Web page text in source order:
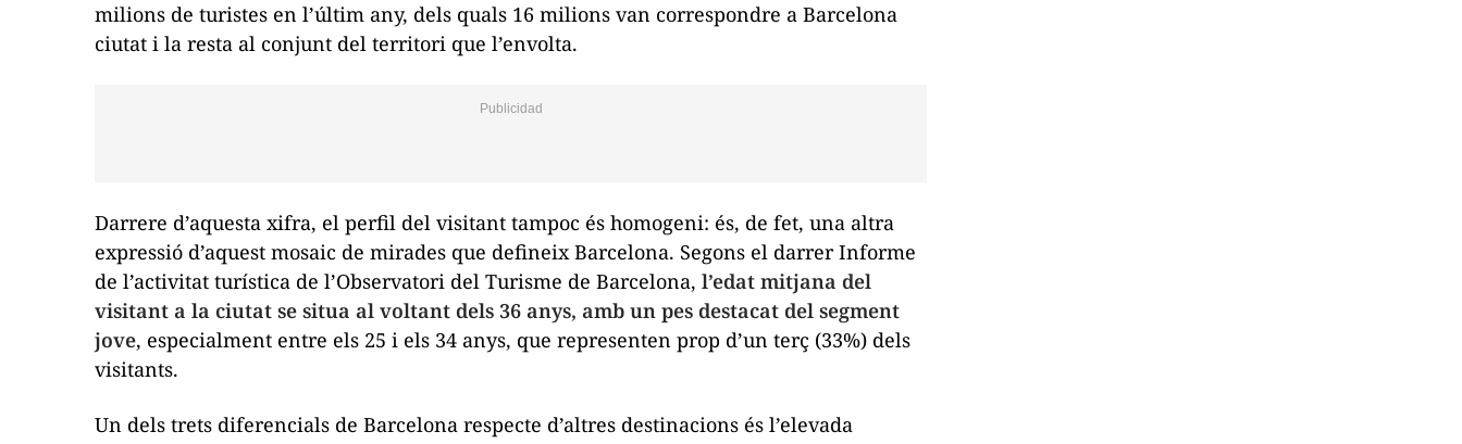
milions de turistes en l’últim any, dels quals 16 milions van correspondre a Barcelona
ciutat i la resta al conjunt del territori que l’envolta.
Darrere d’aquesta xifra, el perfil del visitant tampoc és homogeni: és, de fet, una altra
expressió d’aquest mosaic de mirades que defineix Barcelona. Segons el darrer Informe
de l’activitat turística de l’Observatori del Turisme de Barcelona, l’edat mitjana del
visitant a la ciutat se situa al voltant dels 36 anys, amb un pes destacat del segment
jove, especialment entre els 25 i els 34 anys, que representen prop d’un terç (33%) dels
visitants.
Un dels trets diferencials de Barcelona respecte d’altres destinacions és l’elevada